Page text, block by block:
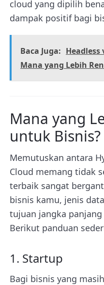
cloud yang dipilih
dampak positif bagi
Baca Juga: Headless
Mana yang Lebih
Mana yang
untuk Bisnis?
Memutuskan antara
Cloud memang tidak
terbaik sangat
bisnis kamu, jenis
tujuan jangka
Berikut panduan
1. Startup
Bagi bisnis yang